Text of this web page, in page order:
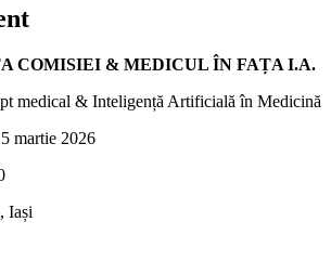
COMISIEI & MEDICUL ÎN FAȚA I.A.
medical & Inteligență Artificială în Medicină
martie 2026
Iași